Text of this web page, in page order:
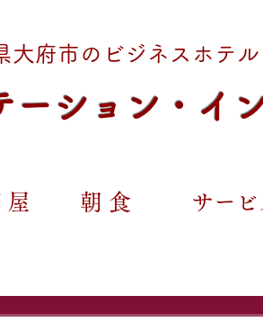
大府市のビジネスホテル
ーション・イ
屋 朝 食 サービ